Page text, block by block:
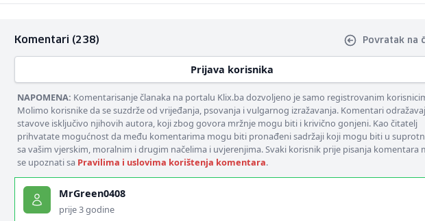
Komentari (238) Povratak na
Prijava korisnika
NAPOMENA: Komentarisanje članaka na portalu Klix.ba dozvoljeno je samo registrovanim
Molimo korisnike da se suzdrže od vrijeđanja, psovanja i vulgarnog izražavanja. Komentari
stavove isključivo njihovih autora, koji zbog govora mržnje mogu biti i krivično gonjeni. Kao čitatelj
prihvatate mogućnost da među komentarima mogu biti pronađeni sadržaji koji mogu biti u
sa vašim vjerskim, moralnim i drugim načelima i uvjerenjima. Svaki korisnik prije pisanja komentara
se upoznati sa Pravilima i uslovima korištenja komentara.
MrGreen0408
prije 3 godine